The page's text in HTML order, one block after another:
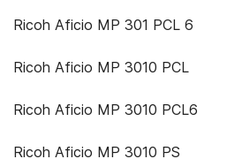
Ricoh Aficio MP 301 PCL 6
Ricoh Aficio MP 3010 PCL
Ricoh Aficio MP 3010 PCL6
Ricoh Aficio MP 3010 PS